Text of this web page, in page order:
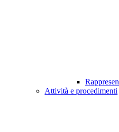
Attività e procedimenti